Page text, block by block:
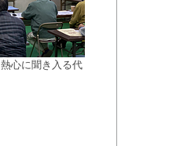
心に聞き入る代